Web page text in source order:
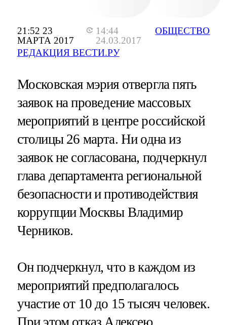
21:52 23
МАРТА 2017
14:44
24.03.2017
РЕДАКЦИЯ ВЕСТИ.РУ
ОБЩЕСТВО
Московская мэрия отвергла пять
заявок на проведение массовых
мероприятий в центре российской
столицы 26 марта. Ни одна из
заявок не согласована, подчеркнул
глава департамента региональной
безопасности и противодействия
коррупции Москвы Владимир
Черников.
Он подчеркнул, что в каждом из
мероприятий предполагалось
участие от 10 до 15 тысяч человек.
При этом отказ Алексею